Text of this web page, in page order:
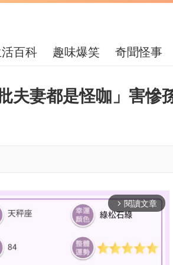
百科 趣味爆笑 奇聞怪事
夫妻都是怪咖」害
arrow_forward_ios 閱讀文章